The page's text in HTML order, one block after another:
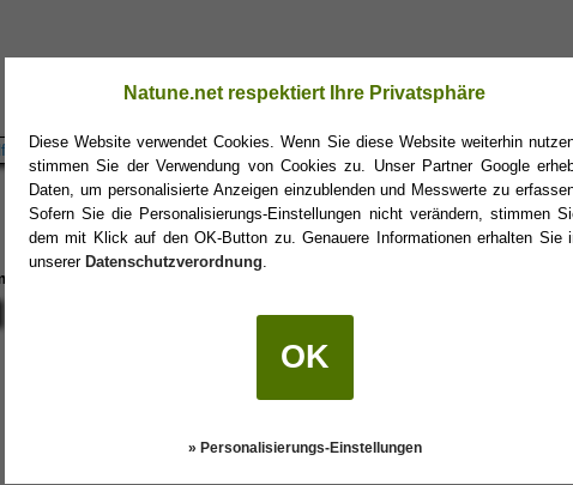
Geburtstag?
Natune.net respektiert Ihre Privatsphäre
Diese Website verwendet Cookies. Wenn Sie diese Website weiterhin
stimmen Sie der Verwendung von Cookies zu. Unser Partner Google
Daten, um personalisierte Anzeigen einzublenden und Messwerte zu
Sofern Sie die Personalisierungs-Einstellungen nicht verändern, stimmen
dem mit Klick auf den OK-Button zu. Genauere Informationen erhalten Sie
unserer Datenschutzverordnung.
OK
» Personalisierungs-Einstellungen